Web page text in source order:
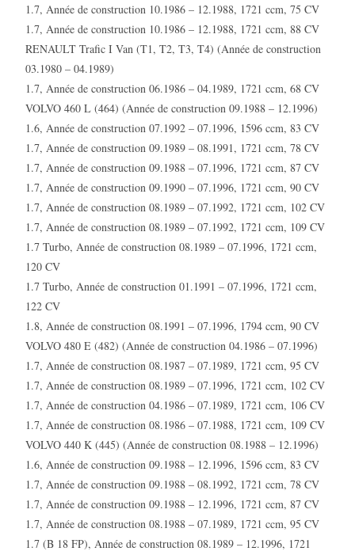
1.7, Année de construction 10.1986 – 12.1988, 1721 ccm, 75 CV
1.7, Année de construction 10.1986 – 12.1988, 1721 ccm, 88 CV
RENAULT Trafic I Van (T1, T2, T3, T4) (Année de construction
03.1980 – 04.1989)
1.7, Année de construction 06.1986 – 04.1989, 1721 ccm, 68 CV
VOLVO 460 L (464) (Année de construction 09.1988 – 12.1996)
1.6, Année de construction 07.1992 – 07.1996, 1596 ccm, 83 CV
1.7, Année de construction 09.1989 – 08.1991, 1721 ccm, 78 CV
1.7, Année de construction 09.1988 – 07.1996, 1721 ccm, 87 CV
1.7, Année de construction 09.1990 – 07.1996, 1721 ccm, 90 CV
1.7, Année de construction 08.1989 – 07.1992, 1721 ccm, 102 CV
1.7, Année de construction 08.1989 – 07.1992, 1721 ccm, 109 CV
1.7 Turbo, Année de construction 08.1989 – 07.1996, 1721 ccm,
120 CV
1.7 Turbo, Année de construction 01.1991 – 07.1996, 1721 ccm,
122 CV
1.8, Année de construction 08.1991 – 07.1996, 1794 ccm, 90 CV
VOLVO 480 E (482) (Année de construction 04.1986 – 07.1996)
1.7, Année de construction 08.1987 – 07.1989, 1721 ccm, 95 CV
1.7, Année de construction 08.1989 – 07.1996, 1721 ccm, 102 CV
1.7, Année de construction 04.1986 – 07.1989, 1721 ccm, 106 CV
1.7, Année de construction 08.1986 – 07.1988, 1721 ccm, 109 CV
VOLVO 440 K (445) (Année de construction 08.1988 – 12.1996)
1.6, Année de construction 09.1988 – 12.1996, 1596 ccm, 83 CV
1.7, Année de construction 09.1988 – 08.1992, 1721 ccm, 78 CV
1.7, Année de construction 09.1988 – 12.1996, 1721 ccm, 87 CV
1.7, Année de construction 08.1988 – 07.1989, 1721 ccm, 95 CV
1.7 (B 18 FP), Année de construction 08.1989 – 12.1996, 1721